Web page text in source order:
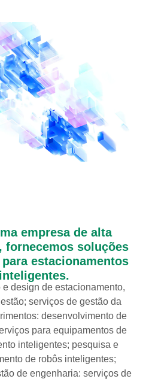
empresa de alta
fornecemos soluções
estacionamentos
inteligentes.
e design de estacionamento,
serviços de gestão da
desenvolvimento de
para equipamentos de
inteligentes; pesquisa e
de robôs inteligentes;
de engenharia: serviços de